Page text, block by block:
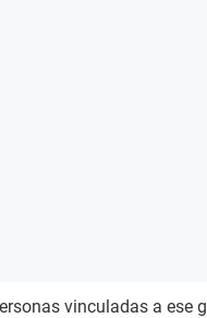
vinculadas a ese